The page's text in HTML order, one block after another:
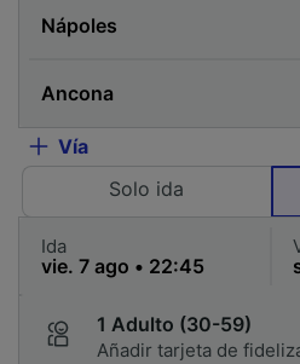
Vía
Solo ida
Ida
1 Adulto (30-59)
Añadir tarjeta de